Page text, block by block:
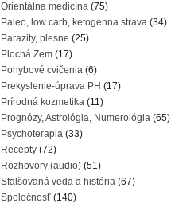
Orientálna medicína (75)
Paleo, low carb, ketogénna strava (34)
Parazity, plesne (25)
Plochá Zem (17)
Pohybové cvičenia (6)
Prekyslenie-úprava PH (17)
Prírodná kozmetika (11)
Prognózy, Astrológia, Numerológia (65)
Psychoterapia (33)
Recepty (72)
Rozhovory (audio) (51)
Sfalšovaná veda a história (67)
Spoločnosť (140)